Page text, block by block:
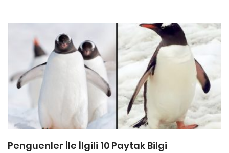
Penguenler İle İlgili 10 Paytak Bilgi